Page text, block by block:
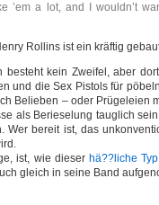
’em a lot, and I wouldn’t
Rollins ist ein kräftig
besteht kein Zweifel, aber
und die Sex Pistols für
Belieben – oder Prügeleien
als Berieselung tauglich
Wer bereit ist, das
ist, wie dieser hä??liche Typ
gleich in seine Band